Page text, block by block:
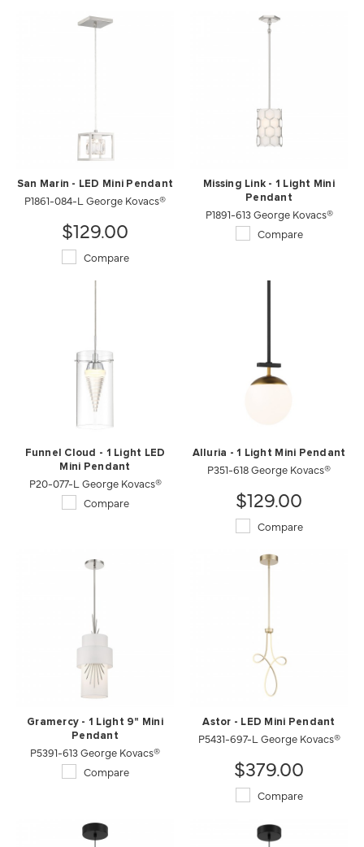
San Marin - LED Mini Pendant
P1861-084-L George Kovacs®
$129.00
Compare
Missing Link - 1 Light Mini
Pendant
P1891-613 George Kovacs®
Compare
Funnel Cloud - 1 Light LED
Mini Pendant
P20-077-L George Kovacs®
Compare
Alluria - 1 Light Mini Pendant
P351-618 George Kovacs®
$129.00
Compare
Gramercy - 1 Light 9" Mini
Pendant
P5391-613 George Kovacs®
Compare
Astor - LED Mini Pendant
P5431-697-L George Kovacs®
$379.00
Compare